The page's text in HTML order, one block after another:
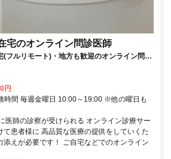
宅のオンライン問診医師
フルリモート)・地方も歓迎のオンライン問診
円
時間 毎週金曜日 10:00～19:00 ※他の曜日も
医師の診察が受けられる オンライン診療サー
て患者様に 高品質な医療の提供をしていくた
添えが必要です！ ご自宅などでのオンライン